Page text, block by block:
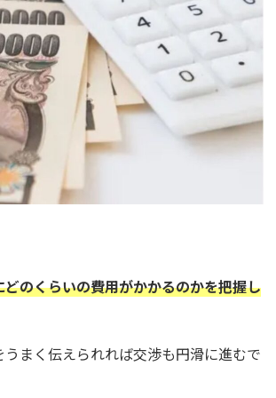
のくらいの費用がかかるのかを把握し
まく伝えられれば交渉も円滑に進むで